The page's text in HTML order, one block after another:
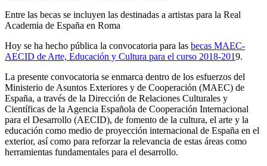
Entre las becas se incluyen las destinadas a artistas para la Real
Academia de España en Roma
Hoy se ha hecho pública la convocatoria para las becas MAEC-
AECID de Arte, Educación y Cultura para el curso 2018-201​9.
La presente convocatoria se enmarca dentro de los esfuerzos del
Ministerio de Asuntos Exteriores y de Cooperación (MAEC) de
España, a través de la Dirección de Relaciones Culturales y
Científicas de la Agencia Española de Cooperación Internacional
para el Desarrollo (AECID), de fomento de la cultura, el arte y la
educación como medio de proyección internacional de España en el
exterior, así como para reforzar la relevancia de estas áreas como
herramientas fundamentales para el desarrollo.